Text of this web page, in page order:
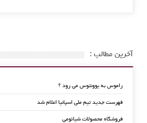
آخرین مطالب :
راموس به یوونتوس می رود ؟
فهرست جدید تیم ملی اسپانیا اعلام شد
فروشگاه محصولات شیائومی